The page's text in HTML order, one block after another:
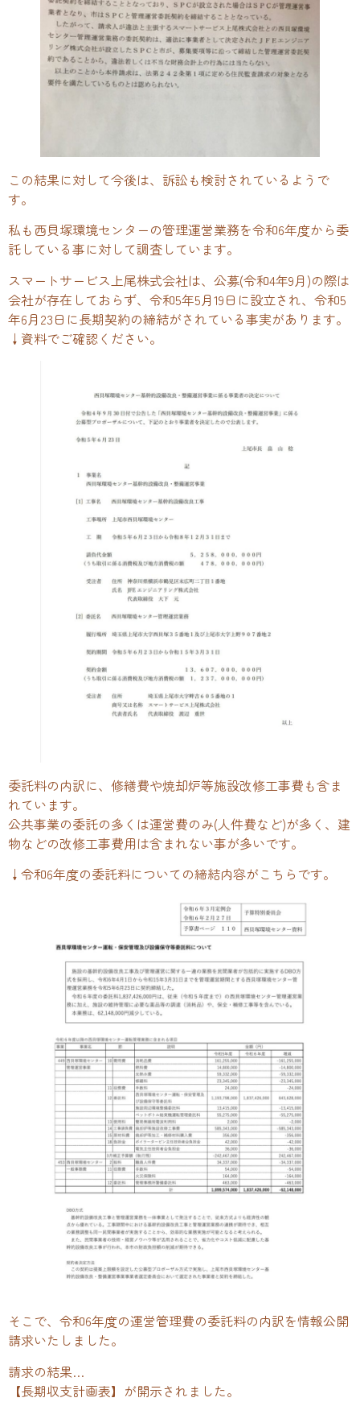
この結果に対して今後は、訴訟も検討されているようで
す。
私も西貝塚環境センターの管理運営業務を令和6年度から委
託している事に対して調査しています。
スマートサービス上尾株式会社は、公募(令和4年9月)の際は
会社が存在しておらず、令和5年5月19日に設立され、令和5
年6月23日に長期契約の締結がされている事実があります。
↓資料でご確認ください。
委託料の内訳に、修繕費や焼却炉等施設改修工事費も含ま
れています。
公共事業の委託の多くは運営費のみ(人件費など)が多く、建
物などの改修工事費用は含まれない事が多いです。
↓令和6年度の委託料についての締結内容がこちらです。
そこで、令和6年度の運営管理費の委託料の内訳を情報公開
請求いたしました。
請求の結果…
【長期収支計画表】が開示されました。